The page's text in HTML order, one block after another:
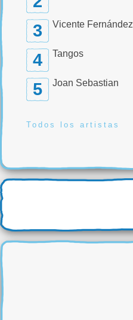
3 Vicente Fernández
4 Tangos
5 Joan Sebastian
Todos los artistas